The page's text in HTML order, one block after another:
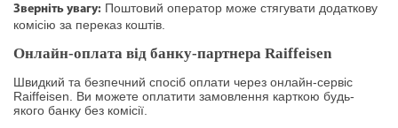
Зверніть увагу: Поштовий оператор може стягувати додаткову
комісію за переказ коштів.
Онлайн-оплата від банку-партнера Raiffeisen
Швидкий та безпечний спосіб оплати через онлайн-сервіс
Raiffeisen. Ви можете оплатити замовлення карткою будь-
якого банку без комісії.